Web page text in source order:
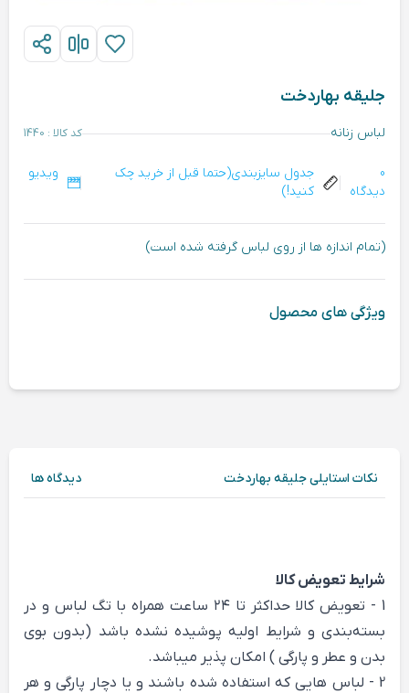
جلیقه بهاردخت
لباس زنانه کد کالا : 1440
0
دیدگاه
جدول سایزبندی(حتما قبل از خرید چک
کنید!)
ویدیو
(تمام اندازه ها از روی لباس گرفته شده است)
ویژگی های محصول
نکات استایلی جلیقه بهاردخت دیدگاه ها
شرایط تعویض کالا
1 - تعویض کالا حداکثر تا ۲۴ ساعت همراه با تگ لباس و در
بسته‌بندی و شرایط اولیه پوشیده نشده باشد (بدون بوی
بدن و عطر و پارگی ) امکان پذیر میباشد.
2 - لباس هایی که استفاده شده باشند و یا دچار پارگی و هر